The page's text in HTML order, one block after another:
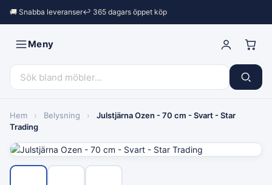
🚚 Snabba leveranser↩︎ 365 dagars öppet köp
Meny
Hem › Belysning ›
Julstjärna Ozen - 70 cm - Svart - Star
Trading